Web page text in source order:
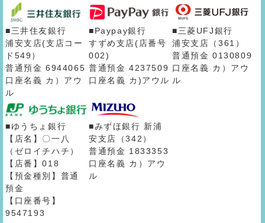
■三井住友銀行
浦安支店(支店コー
ド549）
普通預金 6944065
口座名義 カ）アウ
ル
■Paypay銀行
すずめ支店(店番号
002)
普通預金 4237509
口座名義 カ)アウル
■三菱UFJ銀行
浦安支店（361）
普通預金 0130809
口座名義 カ）アウ
ル
■ゆうちょ銀行
【店名】〇一八
（ゼロイチハチ）
【店番】018
【預金種別】普通
預金
【口座番号】
9547193
■みずほ銀行 新浦
安支店（342）
普通預金 1833353
口座名義 カ）アウ
ル